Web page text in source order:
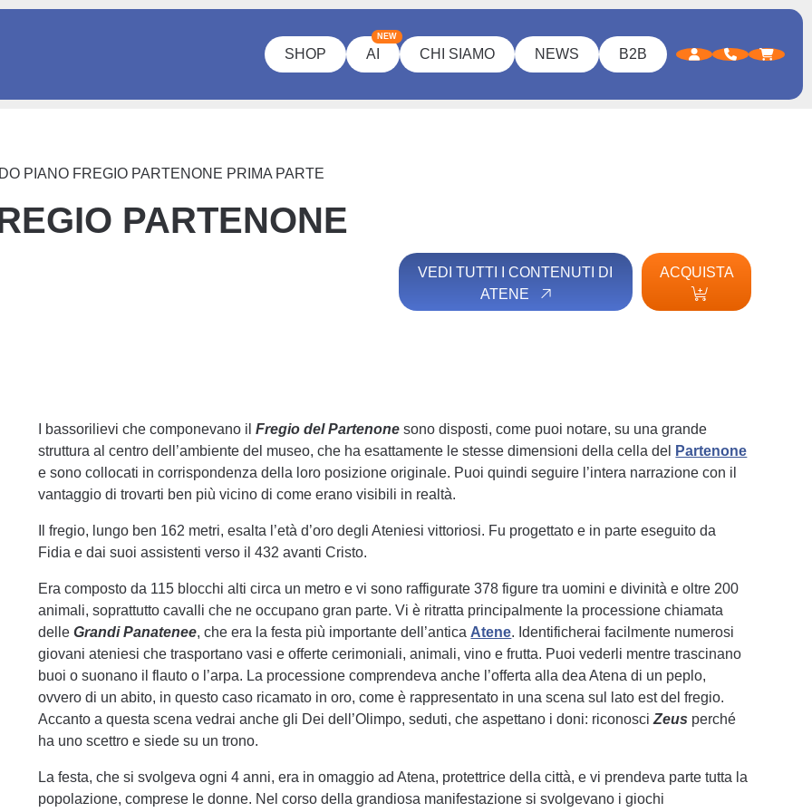
SHOP AI
NEW
CHI SIAMO NEWS B2B
PIANO FREGIO PARTENONE PRIMA PARTE
PARTENONE
VEDI TUTTI I CONTENUTI DI
ATENE
ACQUISTA
I bassorilievi che componevano ilFregio del Partenone sono disposti, come puoi notare, su una grande
struttura al centro dell’ambiente del museo, che ha esattamente le stesse dimensioni della cella del
Partenone
e sono collocati in corrispondenza della loro posizione originale. Puoi quindi seguire l’intera narrazione con il
vantaggio di trovarti ben più vicino di come erano visibili in realtà.
Il fregio, lungo ben 162 metri, esalta l’età d’oro degli Ateniesi vittoriosi. Fu progettato e in parte eseguito da
Fidia e dai suoi assistenti verso il 432 avanti Cristo.
Era composto da 115 blocchi alti circa un metro e vi sono raffigurate 378 figure tra uomini e divinità e oltre 200
animali, soprattutto cavalli che ne occupano gran parte. Vi è ritratta principalmente la processione chiamata
delleGrandi Panatenee, che era la festa più importante dell’antica Atene. Identificherai facilmente numerosi
giovani ateniesi che trasportano vasi e offerte cerimoniali, animali, vino e frutta. Puoi vederli mentre trascinano
buoi o suonano il flauto o l’arpa. La processione comprendeva anche l’offerta alla dea Atena di un peplo,
ovvero di un abito, in questo caso ricamato in oro, come è rappresentato in una scena sul lato est del fregio.
Accanto a questa scena vedrai anche gli Dei dell’Olimpo, seduti, che aspettano i doni: riconosciZeus perché
ha uno scettro e siede su un trono.
La festa, che si svolgeva ogni 4 anni, era in omaggio ad Atena, protettrice della città, e vi prendeva parte tutta la
popolazione, comprese le donne. Nel corso della grandiosa manifestazione si svolgevano i giochi